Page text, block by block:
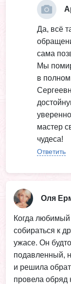
Да, всё
сама
Мы
в
мастер
чудеса!
Ответить
Оля
Когда любимый
собираться к
ужасе. Он
подавленный,
и решила
провела обряд